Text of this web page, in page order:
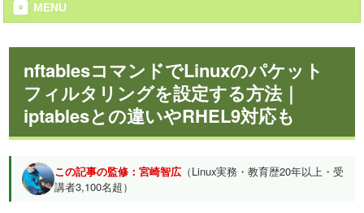
MENU
nftablesコマンドでLinuxのパケット
フィルタリングを設定する方法｜
iptablesとの違いやRHEL9対応も
この記事の監修：宮崎智広 （Linux実務・教育歴20年以上・受
講者3,100名超）